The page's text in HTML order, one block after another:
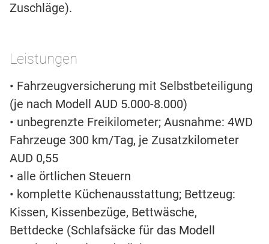
Zuschläge).
Leistungen
• Fahrzeugversicherung mit Selbstbeteiligung
(je nach Modell AUD 5.000-8.000)
• unbegrenzte Freikilometer; Ausnahme: 4WD
Fahrzeuge 300 km/Tag, je Zusatzkilometer
AUD 0,55
• alle örtlichen Steuern
• komplette Küchenausstattung; Bettzeug:
Kissen, Kissenbezüge, Bettwäsche,
Bettdecke (Schlafsäcke für das Modell